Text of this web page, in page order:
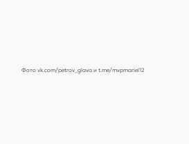
Фото vk.com/petrov_glava и t.me/mvpmariel12